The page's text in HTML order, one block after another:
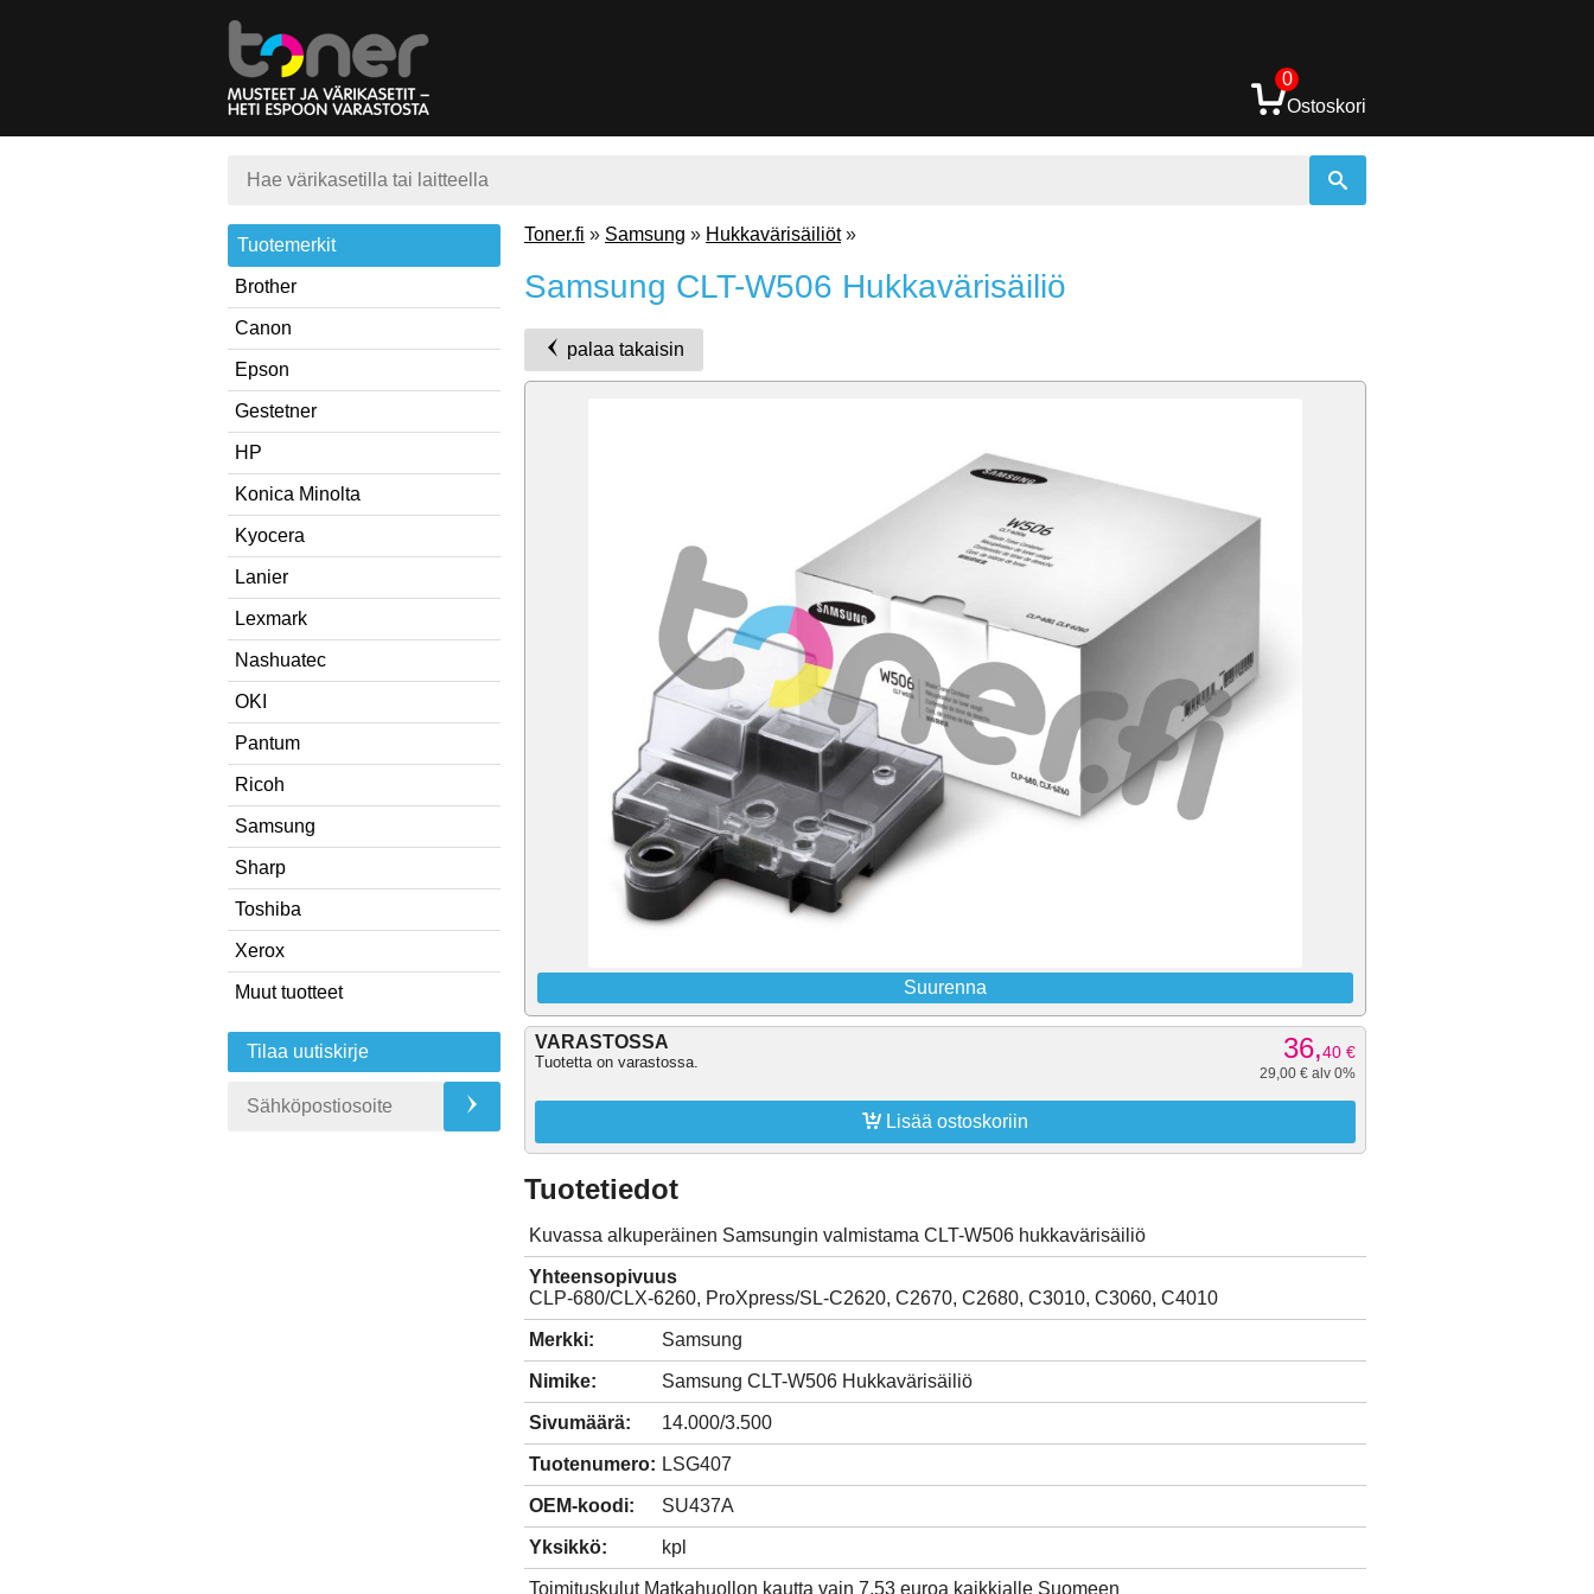
0
Ostoskori
Tuotemerkit
Brother
Canon
Epson
Gestetner
HP
Konica Minolta
Kyocera
Lanier
Lexmark
Nashuatec
OKI
Pantum
Ricoh
Samsung
Sharp
Toshiba
Xerox
Muut tuotteet
Tilaa uutiskirje
Toner.fi » Samsung » Hukkavärisäiliöt»
Samsung CLT-W506 Hukkavärisäiliö
palaa takaisin
Suurenna
VARASTOSSA
Tuotetta on varastossa. 36,40 €
29,00 € alv 0%
 Lisää ostoskoriin
Tuotetiedot
Kuvassa alkuperäinen Samsungin valmistama CLT-W506 hukkavärisäiliö
Yhteensopivuus
CLP-680/CLX-6260, ProXpress/SL-C2620, C2670, C2680, C3010, C3060, C4010
Merkki: Samsung
Nimike: Samsung CLT-W506 Hukkavärisäiliö
Sivumäärä: 14.000/3.500
Tuotenumero: LSG407
OEM-koodi: SU437A
Yksikkö: kpl
Toimituskulut Matkahuollon kautta vain 7,53 euroa kaikkialle Suomeen